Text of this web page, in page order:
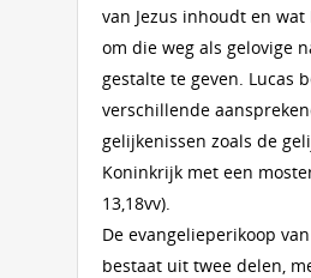
van Jezus inhoudt en
om die weg als gelovige
gestalte te geven. Lucas
verschillende
gelijkenissen zoals de
Koninkrijk met een
13,18vv).
De evangelieperikoop
bestaat uit twee delen,